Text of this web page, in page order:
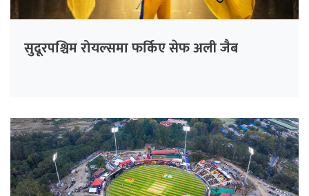
सुदूरपश्चिम रोयल्समा फर्किए सेफ अली जैब